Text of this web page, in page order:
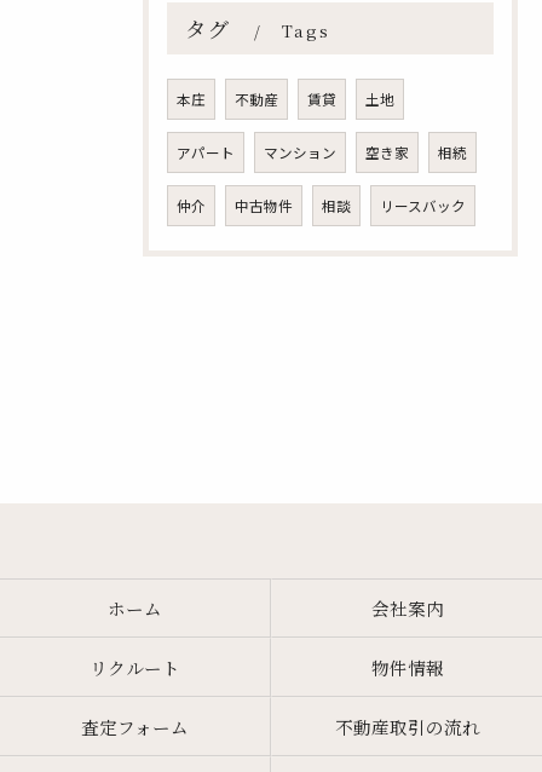
タグ Tags
本庄 不動産 賃貸 土地
アパート マンション 空き家 相続
仲介 中古物件 相談 リースバック
ホーム 会社案内
リクルート 物件情報
査定フォーム 不動産取引の流れ